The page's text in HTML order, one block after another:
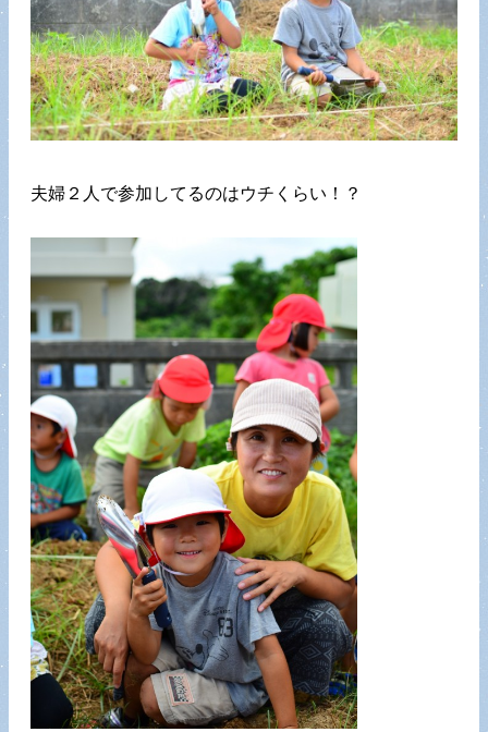
夫婦２人で参加してるのはウチくらい！？